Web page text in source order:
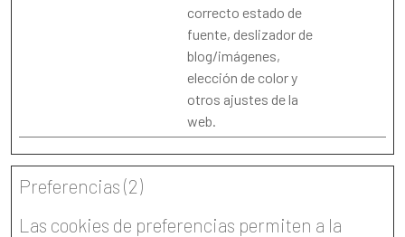
correcto estado de
fuente, deslizador de
blog/imágenes,
elección de color y
otros ajustes de la
web.
Preferencias (2)
Las cookies de preferencias permiten a la